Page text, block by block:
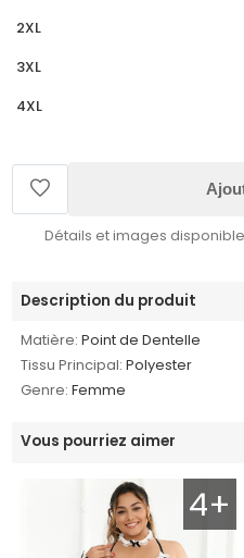
2XL
3XL
4XL
Détails et images
Description du produit
Matière: Point de Dentelle
Tissu Principal: Polyester
Genre: Femme
Vous pourriez aimer
4+